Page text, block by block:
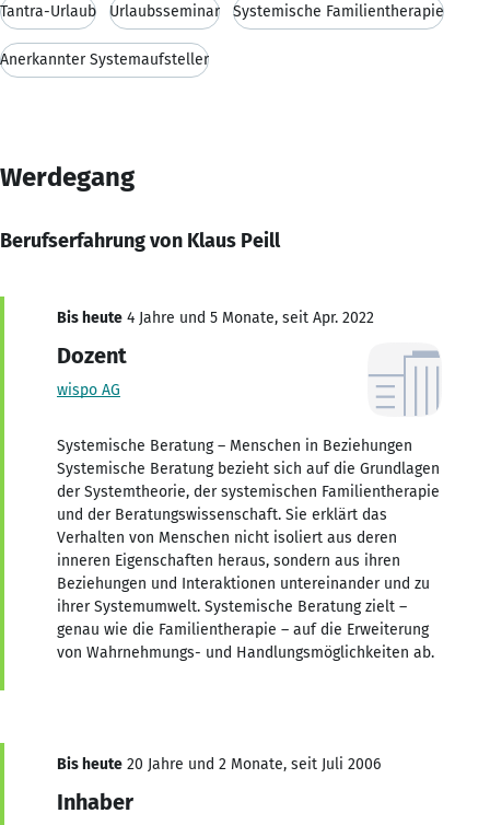
Tantra-Urlaub Urlaubsseminar Systemische Familientherapie
Anerkannter Systemaufsteller
Werdegang
Berufserfahrung von Klaus Peill
Bis heute 4 Jahre und 5 Monate, seit Apr. 2022
Dozent
wispo AG
Systemische Beratung – Menschen in Beziehungen
Systemische Beratung bezieht sich auf die Grundlagen
der Systemtheorie, der systemischen Familientherapie
und der Beratungswissenschaft. Sie erklärt das
Verhalten von Menschen nicht isoliert aus deren
inneren Eigenschaften heraus, sondern aus ihren
Beziehungen und Interaktionen untereinander und zu
ihrer Systemumwelt. Systemische Beratung zielt –
genau wie die Familientherapie – auf die Erweiterung
von Wahrnehmungs- und Handlungsmöglichkeiten ab.
Bis heute 20 Jahre und 2 Monate, seit Juli 2006
Inhaber